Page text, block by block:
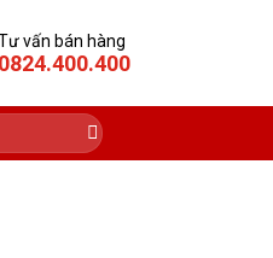
vấn bán hàng
0824.400.400